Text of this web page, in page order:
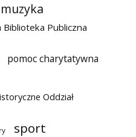
muzyka
Publiczna
pomoc charytatywna
Oddział
sport